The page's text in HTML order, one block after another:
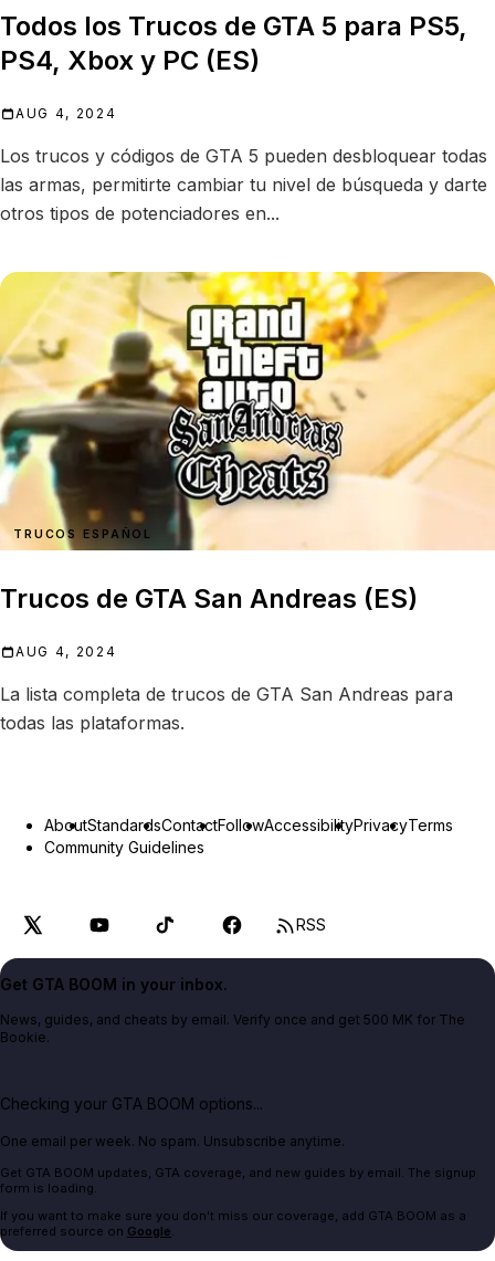
Todos los Trucos de GTA 5 para PS5,
PS4, Xbox y PC (ES)
AUG 4, 2024
Los trucos y códigos de GTA 5 pueden desbloquear todas
las armas, permitirte cambiar tu nivel de búsqueda y darte
otros tipos de potenciadores en...
TRUCOS ESPAÑOL
Trucos de GTA San Andreas (ES)
AUG 4, 2024
La lista completa de trucos de GTA San Andreas para
todas las plataformas.
AboutStandardsContactFollowAccessibilityPrivacyTerms
Community Guidelines
RSS
Get GTA BOOM in your inbox.
News, guides, and cheats by email. Verify once and get 500 MK for The
Bookie.
Checking your GTA BOOM options...
One email per week. No spam. Unsubscribe anytime.
Get GTA BOOM updates, GTA coverage, and new guides by email. The signup
form is loading.
If you want to make sure you don't miss our coverage, add GTA BOOM as a
preferred source on Google.